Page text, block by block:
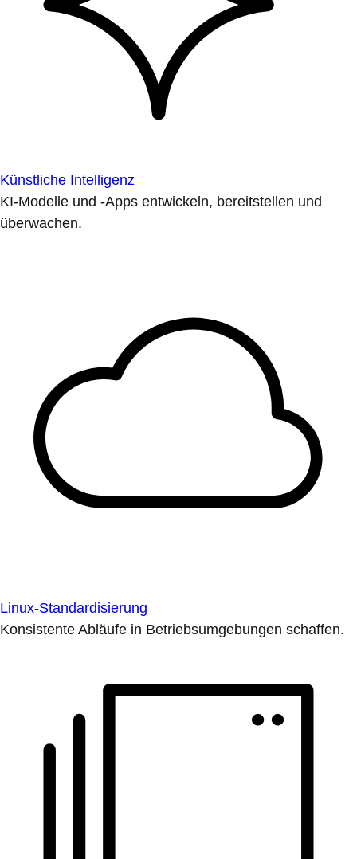
Künstliche Intelligenz
KI-Modelle und -Apps entwickeln, bereitstellen und
überwachen.
Linux-Standardisierung
Konsistente Abläufe in Betriebsumgebungen schaffen.